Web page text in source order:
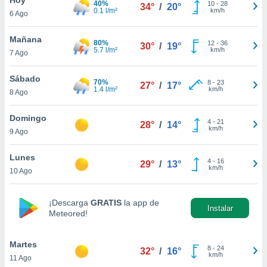
en
más
nuestra
de
aceptar
de
6 Ago
40%
0.1 l/m²
34° / 20° 10- 28
km/h
Mañana
7 Ago
80%
5.7 l/m²
30° / 19° 12- 36
km/h
Sábado
8 Ago
70%
1.4 l/m²
27° / 17° 8- 23
km/h
Domingo
9 Ago
28° / 14° 4- 21
km/h
Lunes
10 Ago
29° / 13° 4- 16
km/h
¡Descarga GRATIS la app de
Meteored!
Instalar
Martes
11 Ago
32° / 16° 8- 24
km/h